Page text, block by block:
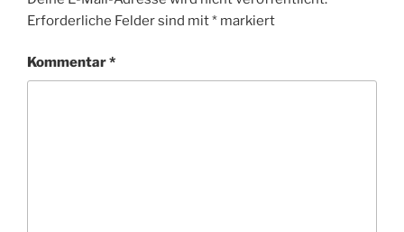
Erforderliche Felder sind mit* markiert
Kommentar*